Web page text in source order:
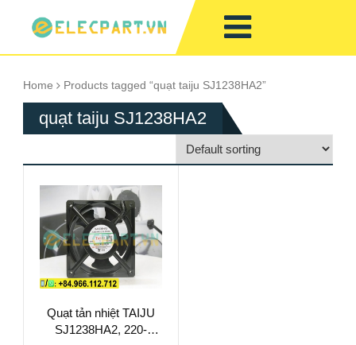
Home Products tagged “quạt taiju SJ1238HA2”
quạt taiju SJ1238HA2
Quạt tản nhiệt TAIJU
SJ1238HA2, 220-